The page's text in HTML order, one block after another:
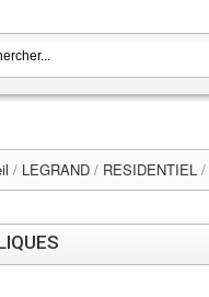
/ LEGRAND / RESIDENTIEL /